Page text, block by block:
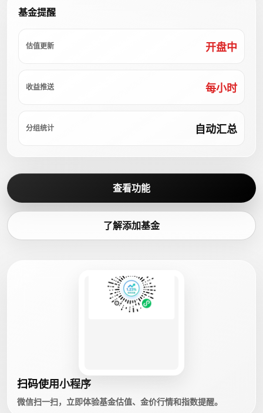
基金提醒
估值更新 开盘中
收益推送 每小时
分组统计 自动汇总
查看功能
了解添加基金
扫码使用小程序
微信扫一扫，立即体验基金估值、金价行情和指数提醒。